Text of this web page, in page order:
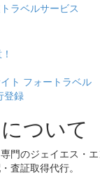
ラベルサービス
ト フォートラベル
登録
ついて
門のジェイエス・
査証取得代行。